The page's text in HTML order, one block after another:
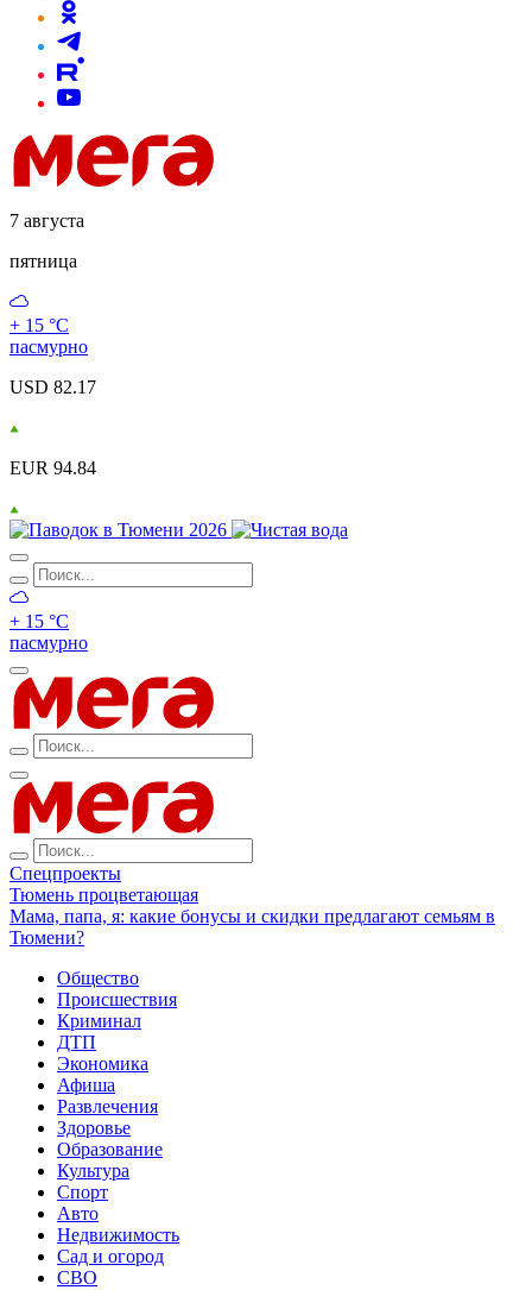
7 августа
пятница
+ 15 °С
пасмурно
USD 82.17
EUR 94.84
+ 15 °С
пасмурно
Спецпроекты
Тюмень процветающая
Мама, папа, я: какие бонусы и скидки предлагают семьям в
Тюмени?
Общество
Происшествия
Криминал
ДТП
Экономика
Афиша
Развлечения
Здоровье
Образование
Культура
Спорт
Авто
Недвижимость
Сад и огород
СВО